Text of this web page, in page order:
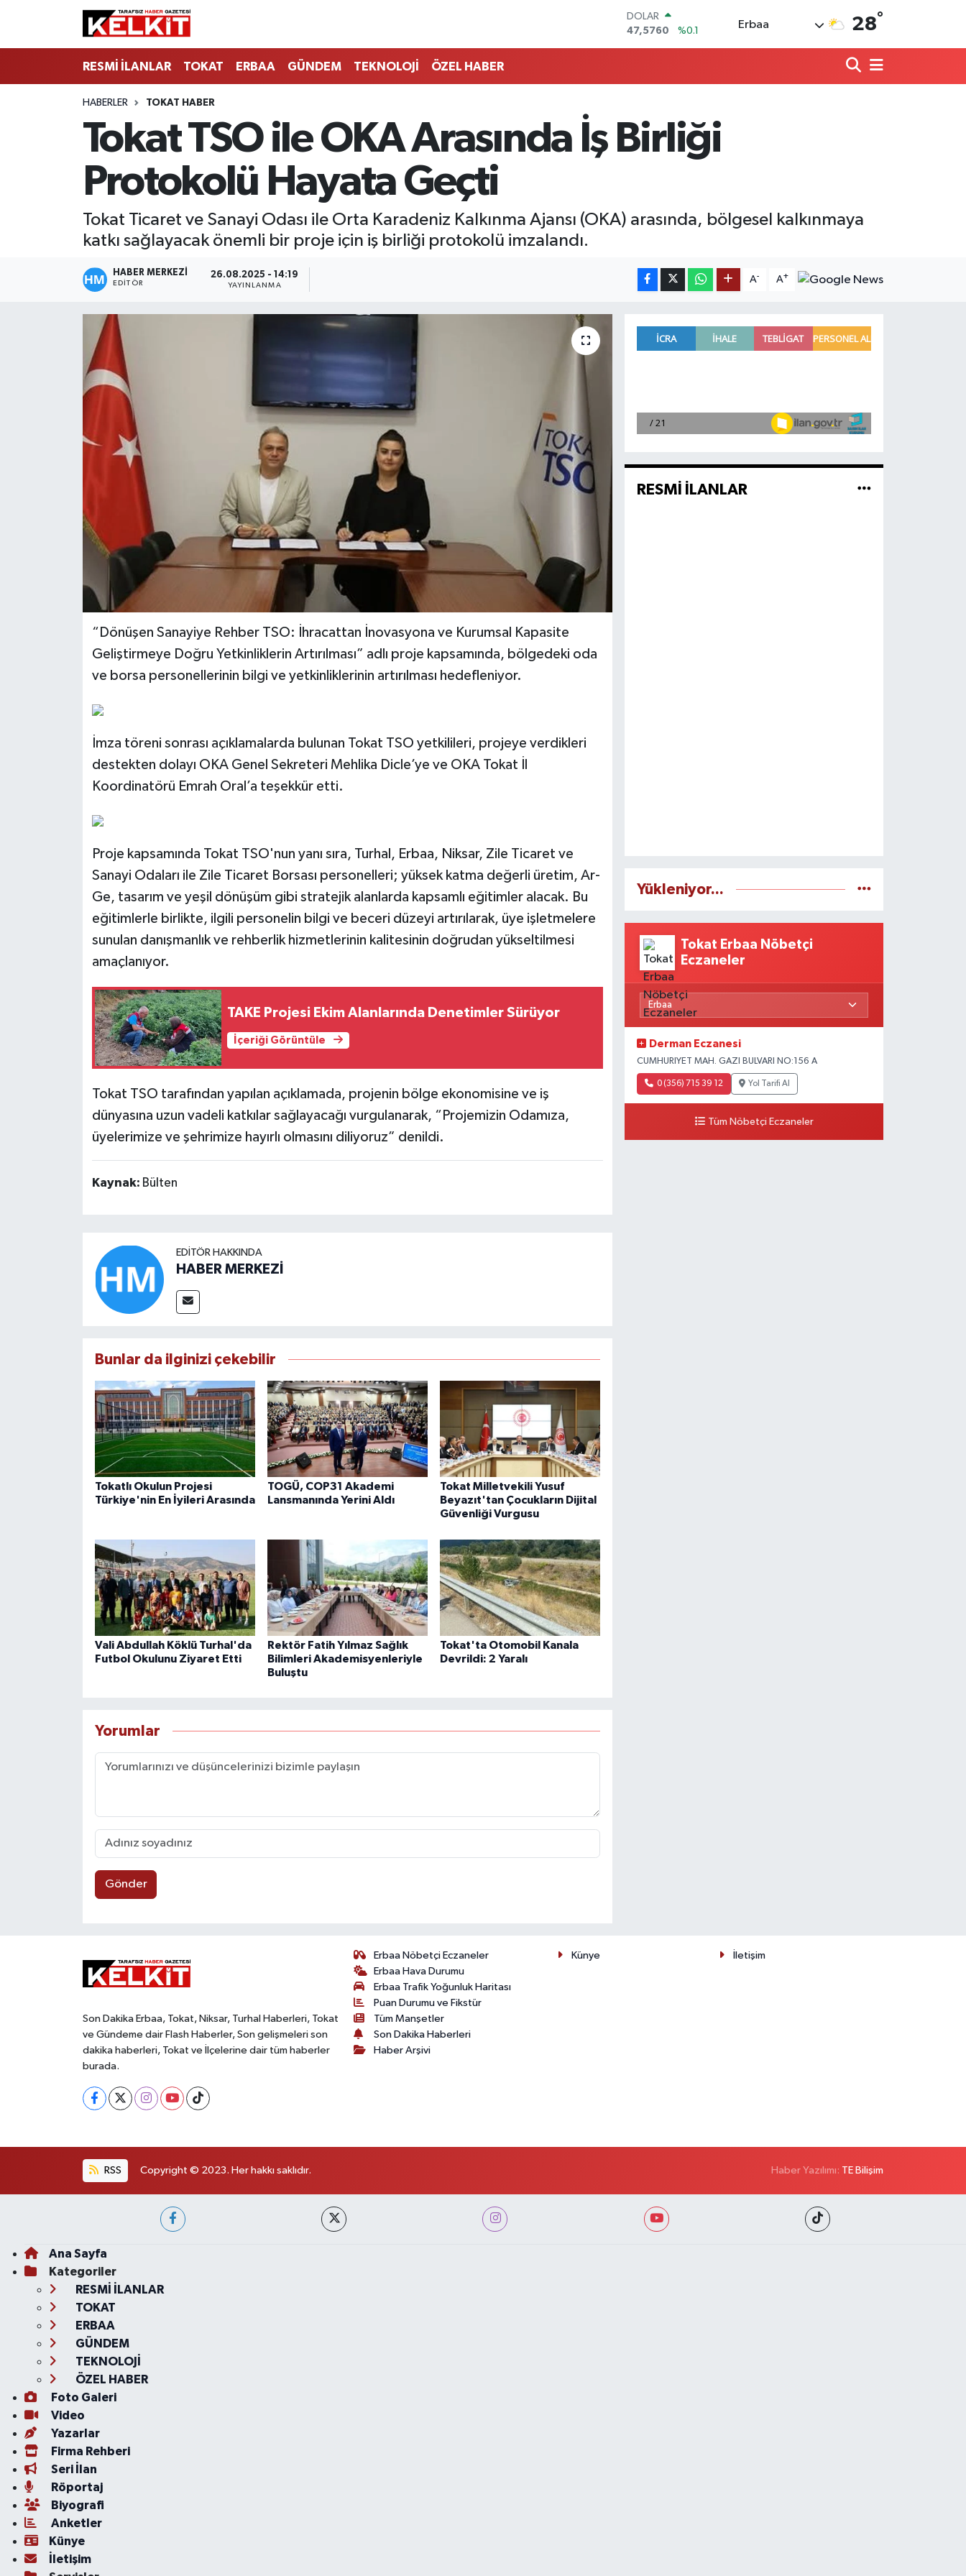
DOLAR
47,5760
%0.1
BİST100
13.647
%-30
Erbaa 28°
RESMİ İLANLAR TOKAT ERBAA GÜNDEM TEKNOLOJİ ÖZEL HABER
HABERLER TOKAT HABER
Tokat TSO ile OKA Arasında İş Birliği
Protokolü Hayata Geçti
Tokat Ticaret ve Sanayi Odası ile Orta Karadeniz Kalkınma Ajansı (OKA) arasında, bölgesel kalkınmaya
katkı sağlayacak önemli bir proje için iş birliği protokolü imzalandı.
HABER MERKEZİ
EDITÖR
26.08.2025 - 14:19
YAYINLANMA
A- A+
“Dönüşen Sanayiye Rehber TSO: İhracattan İnovasyona ve Kurumsal Kapasite
Geliştirmeye Doğru Yetkinliklerin Artırılması” adlı proje kapsamında, bölgedeki oda
ve borsa personellerinin bilgi ve yetkinliklerinin artırılması hedefleniyor.
İmza töreni sonrası açıklamalarda bulunan Tokat TSO yetkilileri, projeye verdikleri
destekten dolayı OKA Genel Sekreteri Mehlika Dicle’ye ve OKA Tokat İl
Koordinatörü Emrah Oral’a teşekkür etti.
Proje kapsamında Tokat TSO'nun yanı sıra, Turhal, Erbaa, Niksar, Zile Ticaret ve
Sanayi Odaları ile Zile Ticaret Borsası personelleri; yüksek katma değerli üretim, Ar-
Ge, tasarım ve yeşil dönüşüm gibi stratejik alanlarda kapsamlı eğitimler alacak. Bu
eğitimlerle birlikte, ilgili personelin bilgi ve beceri düzeyi artırılarak, üye işletmelere
sunulan danışmanlık ve rehberlik hizmetlerinin kalitesinin doğrudan yükseltilmesi
amaçlanıyor.
TAKE Projesi Ekim Alanlarında Denetimler Sürüyor
İçeriği Görüntüle
Tokat TSO tarafından yapılan açıklamada, projenin bölge ekonomisine ve iş
dünyasına uzun vadeli katkılar sağlayacağı vurgulanarak, “Projemizin Odamıza,
üyelerimize ve şehrimize hayırlı olmasını diliyoruz” denildi.
Kaynak: Bülten
EDITÖR HAKKINDA
HABER MERKEZİ
Bunlar da ilginizi çekebilir
Tokatlı Okulun Projesi
Türkiye'nin En İyileri Arasında
TOGÜ, COP31 Akademi
Lansmanında Yerini Aldı
Tokat Milletvekili Yusuf
Beyazıt'tan Çocukların Dijital
Güvenliği Vurgusu
Vali Abdullah Köklü Turhal'da
Futbol Okulunu Ziyaret Etti
Rektör Fatih Yılmaz Sağlık
Bilimleri Akademisyenleriyle
Buluştu
Tokat'ta Otomobil Kanala
Devrildi: 2 Yaralı
Yorumlar
Gönder
RESMİ İLANLAR
Yükleniyor...
Tokat Erbaa Nöbetçi
Eczaneler
Derman Eczanesi
CUMHURIYET MAH. GAZI BULVARI NO:156 A
0 (356) 715 39 12 Yol Tarifi Al
Tüm Nöbetçi Eczaneler
Son Dakika Erbaa, Tokat, Niksar, Turhal Haberleri, Tokat
ve Gündeme dair Flash Haberler, Son gelişmeleri son
dakika haberleri, Tokat ve İlçelerine dair tüm haberler
burada.
Erbaa Nöbetçi Eczaneler
Erbaa Hava Durumu
Erbaa Trafik Yoğunluk Haritası
Puan Durumu ve Fikstür
Tüm Manşetler
Son Dakika Haberleri
Haber Arşivi
Künye İletişim
RSS Copyright © 2023. Her hakkı saklıdır. Haber Yazılımı: TE Bilişim
Ana Sayfa
Kategoriler
RESMİ İLANLAR
TOKAT
ERBAA
GÜNDEM
TEKNOLOJİ
ÖZEL HABER
Foto Galeri
Video
Yazarlar
Firma Rehberi
Seri İlan
Röportaj
Biyografi
Anketler
Künye
İletişim